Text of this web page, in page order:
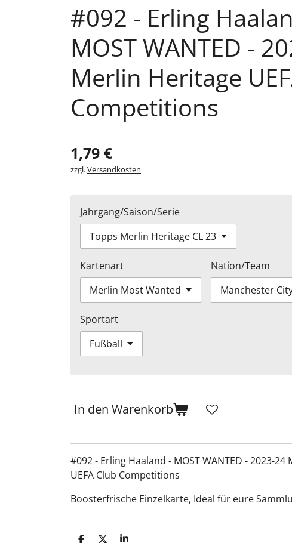
#092 - Erling
MOST WANTED -
Merlin Heritage
Competitions
1,79 €
zzgl.Versandkosten
Jahrgang/Saison/Serie
Kartenart Nation/Team
Sportart
In den Warenkorb
#092 - Erling Haaland - MOST WANTED - 2023-
UEFA Club Competitions
Boosterfrische Einzelkarte, Ideal für eure